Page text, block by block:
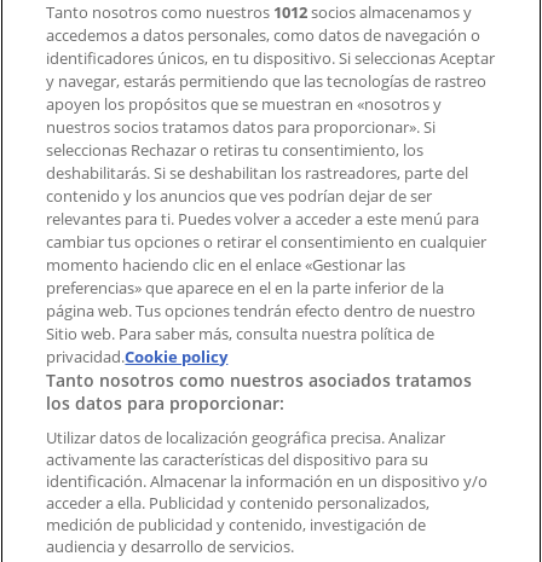
Contacto comercial y de marketing
Tienda mal colocada en el mapa
Notificar un folleto
¿Encontraste un problema en la web o en la
aplicación?
Índices
Marcas
Marcas locales
Negocios
Negocios cercanos
Productos
Productos locales
Ciudades
Descargar la APP Tiendeo
Tanto nosotros como nuestros 1012socios almacenamos y
accedemos a datos personales, como datos de navegación o
identificadores únicos, en tu dispositivo. Si seleccionas Aceptar
y navegar, estarás permitiendo que las tecnologías de rastreo
apoyen los propósitos que se muestran en «nosotros y
nuestros socios tratamos datos para proporcionar». Si
seleccionas Rechazar o retiras tu consentimiento, los
deshabilitarás. Si se deshabilitan los rastreadores, parte del
contenido y los anuncios que ves podrían dejar de ser
relevantes para ti. Puedes volver a acceder a este menú para
cambiar tus opciones o retirar el consentimiento en cualquier
momento haciendo clic en el enlace «Gestionar las
preferencias» que aparece en el en la parte inferior de la
página web. Tus opciones tendrán efecto dentro de nuestro
Sitio web. Para saber más, consulta nuestra política de
privacidad.Cookie policy
Tanto nosotros como nuestros asociados tratamos
los datos para proporcionar:
Utilizar datos de localización geográfica precisa. Analizar
activamente las características del dispositivo para su
identificación. Almacenar la información en un dispositivo y/o
acceder a ella. Publicidad y contenido personalizados,
medición de publicidad y contenido, investigación de
audiencia y desarrollo de servicios.